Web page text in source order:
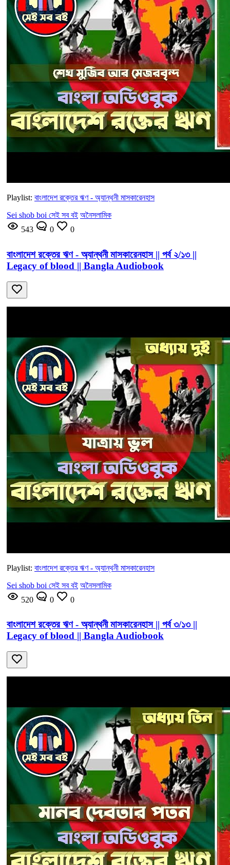
Playlist: বাংলাদেশ রক্তের ঋণ - অ্যান্থনী মাসকারেনহাস
Sei shob boi সেই সব বই অনৈসলামিক
543
0 0
বাংলাদেশ রক্তের ঋণ - অ্যান্থনী মাসকারেনহাস || পর্ব ২/১৩ ||
Legacy of blood || Bangla Audiobook
Playlist: বাংলাদেশ রক্তের ঋণ - অ্যান্থনী মাসকারেনহাস
Sei shob boi সেই সব বই অনৈসলামিক
520
0 0
বাংলাদেশ রক্তের ঋণ - অ্যান্থনী মাসকারেনহাস || পর্ব ৩/১৩ ||
Legacy of blood || Bangla Audiobook